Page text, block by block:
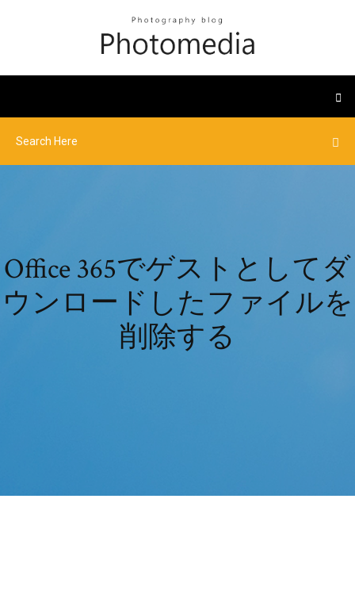
Office 365でゲストとしてダ
ウンロードしたファイルを
削除する